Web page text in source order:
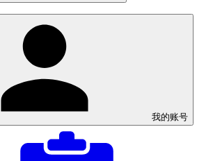
我的账号